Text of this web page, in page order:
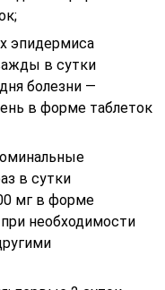
эпидермиса
в сутки
болезни —
в форме таблеток
в сутки
мг в форме
необходимости